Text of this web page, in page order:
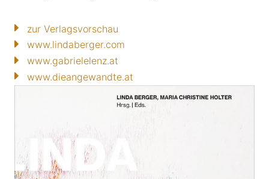
zur Verlagsvorschau
www.lindaberger.com
www.gabrielelenz.at
www.dieangewandte.at